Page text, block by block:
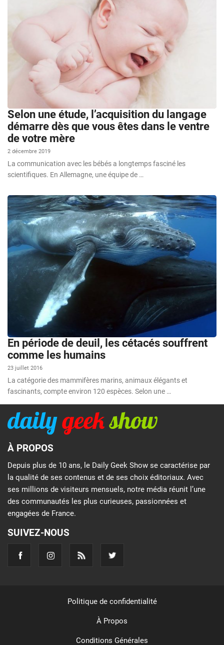
Selon une étude, l’acquisition du langage
démarre dès que vous êtes dans le ventre
de votre mère
2 décembre 2019
La communication avec les bébés a longtemps fasciné les
scientifiques. En Allemagne, une équipe de …
En période de deuil, les cétacés souffrent
comme les humains
23 juillet 2016
La catégorie des mammifères marins, animaux élégants et
fascinants, compte environ 120 espèces. Selon une …
À PROPOS
Depuis plus de 10 ans, le Daily Geek Show se caractérise par
la qualité de ses contenus et de ses choix éditoriaux. Avec
ses millions de visiteurs mensuels, notre média réunit l’une
des communautés les plus curieuses, passionnées et
engagées de France.
SUIVEZ-NOUS
Politique de confidentialité
À Propos
Conditions Générales